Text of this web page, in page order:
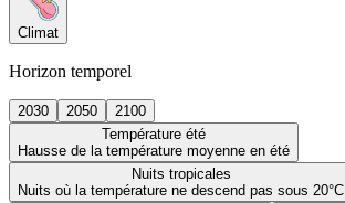
Climat
Horizon temporel
2030 2050
2100
Température été
Hausse de la température moyenne en été
Nuits tropicales
Nuits où la température ne descend pas sous 20°C